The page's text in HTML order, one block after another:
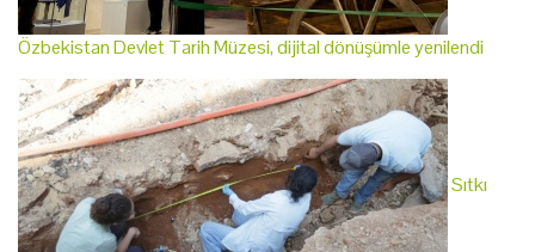
Özbekistan Devlet Tarih Müzesi, dijital dönüşümle yenilendi
Sıtkı